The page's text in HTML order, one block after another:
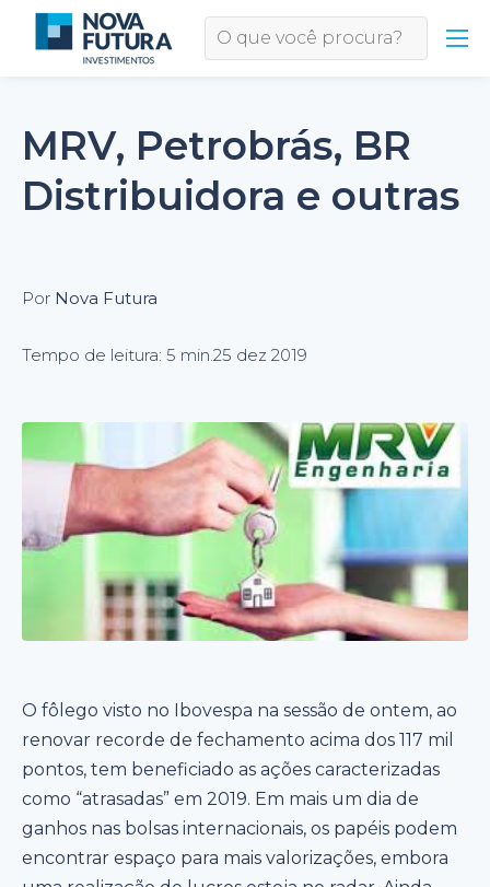
MRV, Petrobrás, BR
Distribuidora e outras
Por Nova Futura
Tempo de leitura: 5 min.25 dez 2019
O fôlego visto no Ibovespa na sessão de ontem, ao
renovar recorde de fechamento acima dos 117 mil
pontos, tem beneficiado as ações caracterizadas
como “atrasadas” em 2019. Em mais um dia de
ganhos nas bolsas internacionais, os papéis podem
encontrar espaço para mais valorizações, embora